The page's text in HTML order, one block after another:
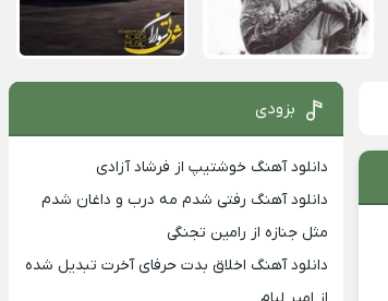
بزودی
دانلود آهنگ خوشتیپ از فرشاد آزادی
دانلود آهنگ رفتی شدم مه درب و داغان شدم
مثل جنازه از رامین تجنگی
دانلود آهنگ اخلاق بدت حرفای آخرت تبدیل شده